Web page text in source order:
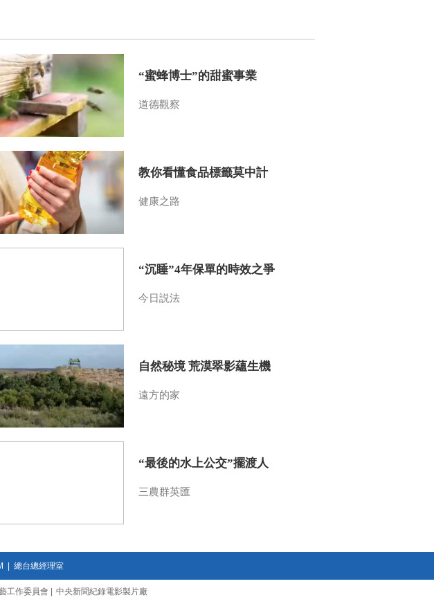
“蜜蜂博士”的甜蜜事業
道德觀察
教你看懂食品標籤莫中計
健康之路
“沉睡”4年保單的時效之爭
今日説法
自然秘境 荒漠翠影蘊生機
遠方的家
“最後的水上公交”擺渡人
三農群英匯
總台總經理室
工作委員會 中央新聞紀錄電影製片廠